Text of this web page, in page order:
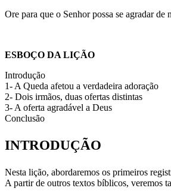
Ore para que o Senhor possa se agradar de
ESBOÇO DA LIÇÃO
Introdução
1- A Queda afetou a verdadeira adoração
2- Dois irmãos, duas ofertas distintas
3- A oferta agradável a Deus
Conclusão
INTRODUÇÃO
Nesta lição, abordaremos os primeiros
A partir de outros textos bíblicos, veremos